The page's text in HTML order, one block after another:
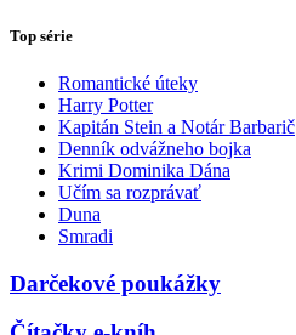
Top série
Romantické úteky
Harry Potter
Kapitán Stein a Notár Barbarič
Denník odvážneho bojka
Krimi Dominika Dána
Učím sa rozprávať
Duna
Smradi
Darčekové poukážky